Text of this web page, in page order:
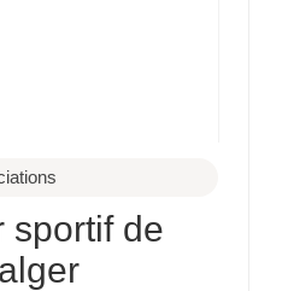
sportif de